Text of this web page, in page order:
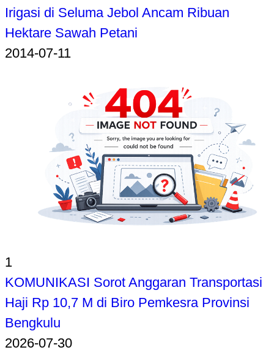
Irigasi di Seluma Jebol Ancam Ribuan
Hektare Sawah Petani
2014-07-11
1
KOMUNIKASI Sorot Anggaran Transportasi
Haji Rp 10,7 M di Biro Pemkesra Provinsi
Bengkulu
2026-07-30